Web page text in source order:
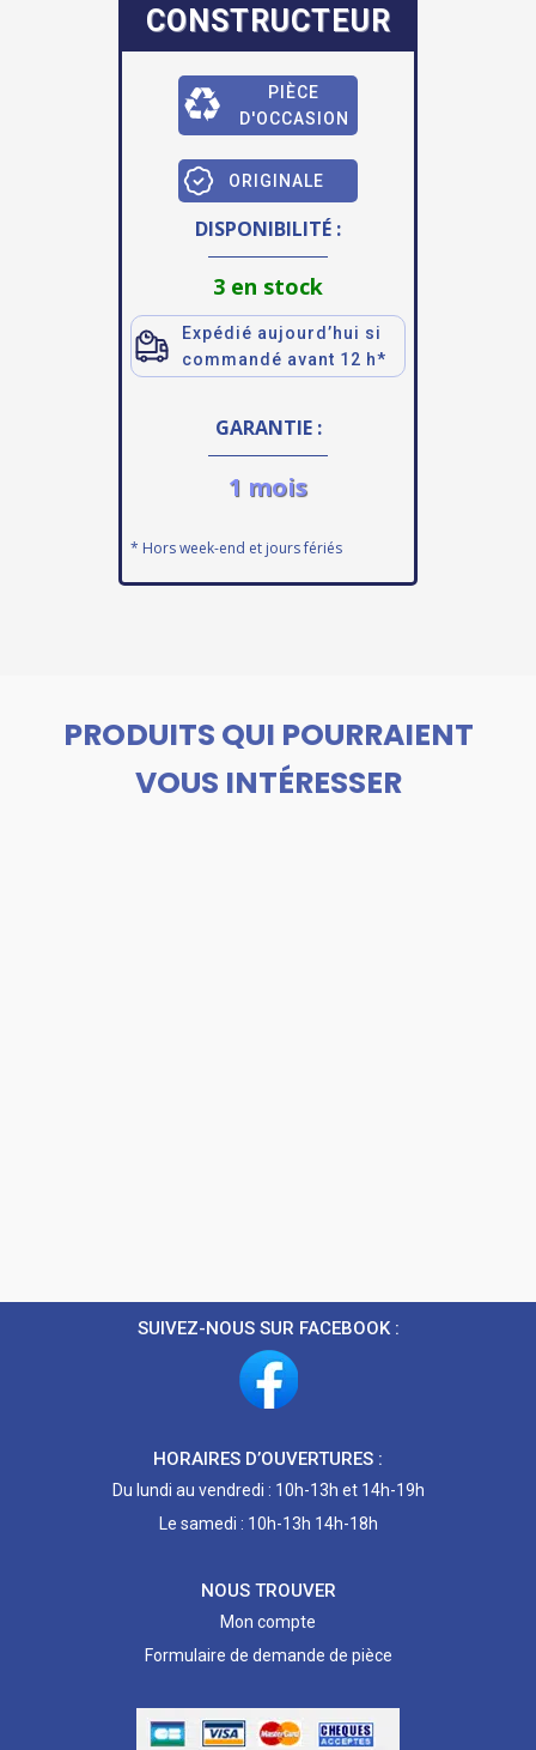
CONSTRUCTEUR
PIÈCE
D'OCCASION
ORIGINALE
DISPONIBILITÉ :
3 en stock
Expédié aujourd’hui si
commandé avant 12 h*
GARANTIE :
1 mois
* Hors week-end et jours fériés
PRODUITS QUI POURRAIENT
VOUS INTÉRESSER
SUIVEZ-NOUS SUR FACEBOOK :
HORAIRES D’OUVERTURES :
Du lundi au vendredi : 10h-13h et 14h-19h
Le samedi : 10h-13h 14h-18h
NOUS TROUVER
Mon compte
Formulaire de demande de pièce